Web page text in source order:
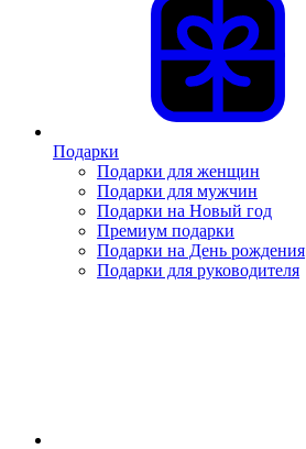
Подарки
Подарки для женщин
Подарки для мужчин
Подарки на Новый год
Премиум подарки
Подарки на День рождения
Подарки для руководителя